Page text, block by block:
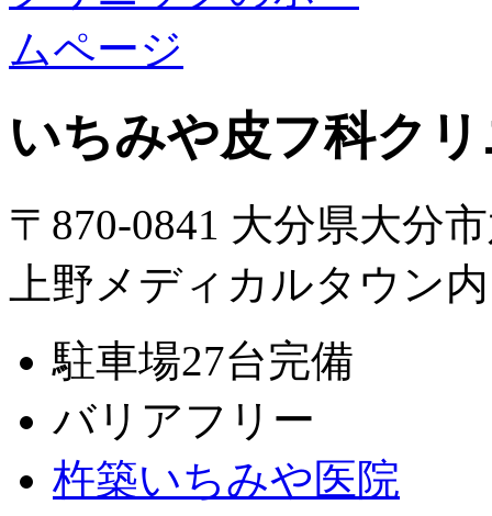
いちみや皮フ科ク
〒870-0841 大分県大分
上野メディカルタウン内
駐車場27台完備
バリアフリー
杵築いちみや医院